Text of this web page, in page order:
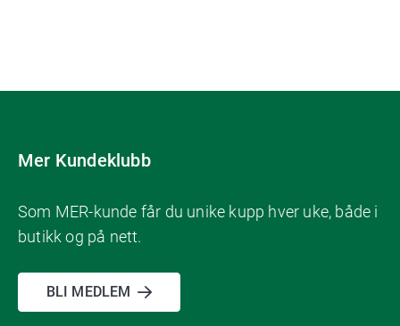
Mer Kundeklubb
Som MER-kunde får du unike kupp hver uke, både i
butikk og på nett.
BLI MEDLEM